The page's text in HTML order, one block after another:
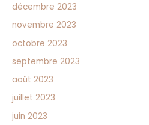
décembre 2023
novembre 2023
octobre 2023
septembre 2023
août 2023
juillet 2023
juin 2023